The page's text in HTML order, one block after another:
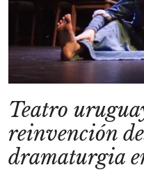
Teatro
reinvención
dramaturgia